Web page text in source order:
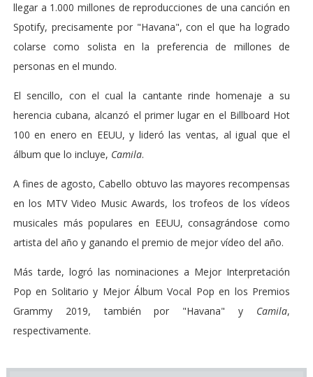
llegar a 1.000 millones de reproducciones de una canción en
Spotify, precisamente por "Havana", con el que ha logrado
colarse como solista en la preferencia de millones de
personas en el mundo.
El sencillo, con el cual la cantante rinde homenaje a su
herencia cubana, alcanzó el primer lugar en el Billboard Hot
100 en enero en EEUU, y lideró las ventas, al igual que el
álbum que lo incluye, Camila.
A fines de agosto, Cabello obtuvo las mayores recompensas
en los MTV Video Music Awards, los trofeos de los vídeos
musicales más populares en EEUU, consagrándose como
artista del año y ganando el premio de mejor vídeo del año.
Más tarde, logró las nominaciones a Mejor Interpretación
Pop en Solitario y Mejor Álbum Vocal Pop en los Premios
Grammy 2019, también por "Havana" y Camila,
respectivamente.